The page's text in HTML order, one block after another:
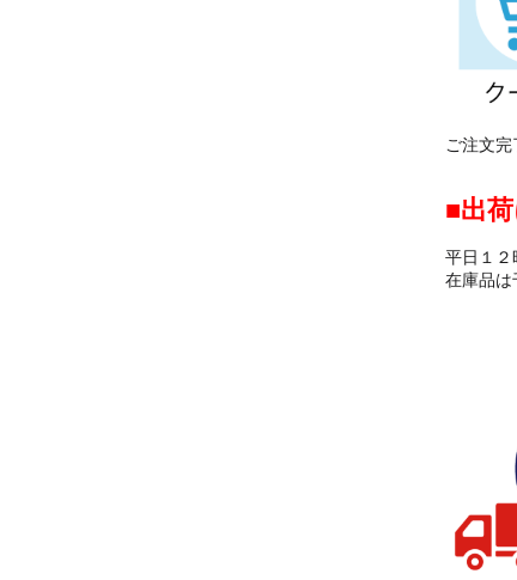
ご注文
出
平日１２
在庫品は